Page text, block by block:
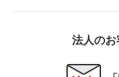
法人の